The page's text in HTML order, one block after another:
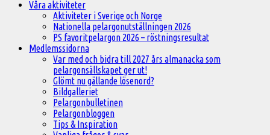
Våra aktiviteter
Aktiviteter i Sverige och Norge
Nationella pelargonutställningen 2026
PS favoritpelargon 2026 – röstningsresultat
Medlemssidorna
Var med och bidra till 2027 års almanacka som
pelargonsällskapet ger ut!
Glömt nu gällande lösenord?
Bildgalleriet
Pelargonbulletinen
Pelargonbloggen
Tips & Inspiration